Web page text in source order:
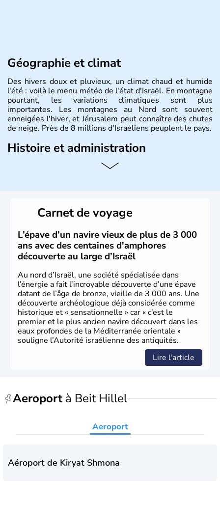
Géographie et climat
Des hivers doux et pluvieux, un climat chaud et humide
l'été : voilà le menu météo de l'état d'Israël. En montagne
pourtant, les variations climatiques sont plus
importantes. Les montagnes au Nord sont souvent
enneigées l'hiver, et Jérusalem peut connaître des chutes
de neige. Près de 8 millions d'Israéliens peuplent le pays.
Histoire et administration
L'Israël est un état de la partie est de la Méditerranée,
vrai essor économique dans le domaine des nouvelles
Carnet de voyage
L’épave d’un navire vieux de plus de 3 000
ans avec des centaines d'amphores
découverte au large d’Israël
Au nord d’Israël, une société spécialisée dans
l’énergie a fait l’incroyable découverte d’une épave
datant de l’âge de bronze, vieille de 3 000 ans. Une
découverte archéologique déjà considérée comme
historique et « sensationnelle » car « c’est le
premier et le plus ancien navire découvert dans les
eaux profondes de la Méditerranée orientale »
souligne l’Autorité israélienne des antiquités.
Lire l'article
Aeroportà Beit Hillel
Aeroport
Aéroport de Kiryat Shmona